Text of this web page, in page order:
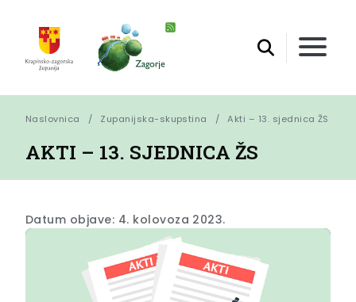
Naslovnica Zupanijska-skupstina Akti – 13. sjednica ŽS
AKTI – 13. SJEDNICA ŽS
Datum objave: 4. kolovoza 2023.